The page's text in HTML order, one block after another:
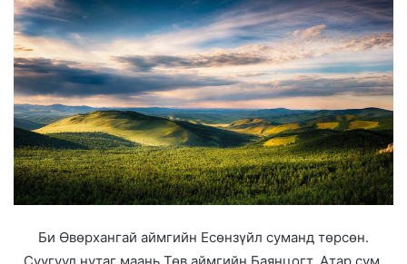
Би Өвөрхангай аймгийн Есөнзүйл суманд төрсөн.